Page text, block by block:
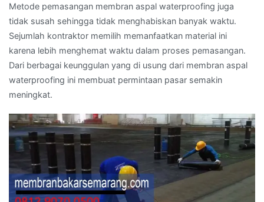
Metode pemasangan membran aspal waterproofing juga
tidak susah sehingga tidak menghabiskan banyak waktu.
Sejumlah kontraktor memilih memanfaatkan material ini
karena lebih menghemat waktu dalam proses pemasangan.
Dari berbagai keunggulan yang di usung dari membran aspal
waterproofing ini membuat permintaan pasar semakin
meningkat.